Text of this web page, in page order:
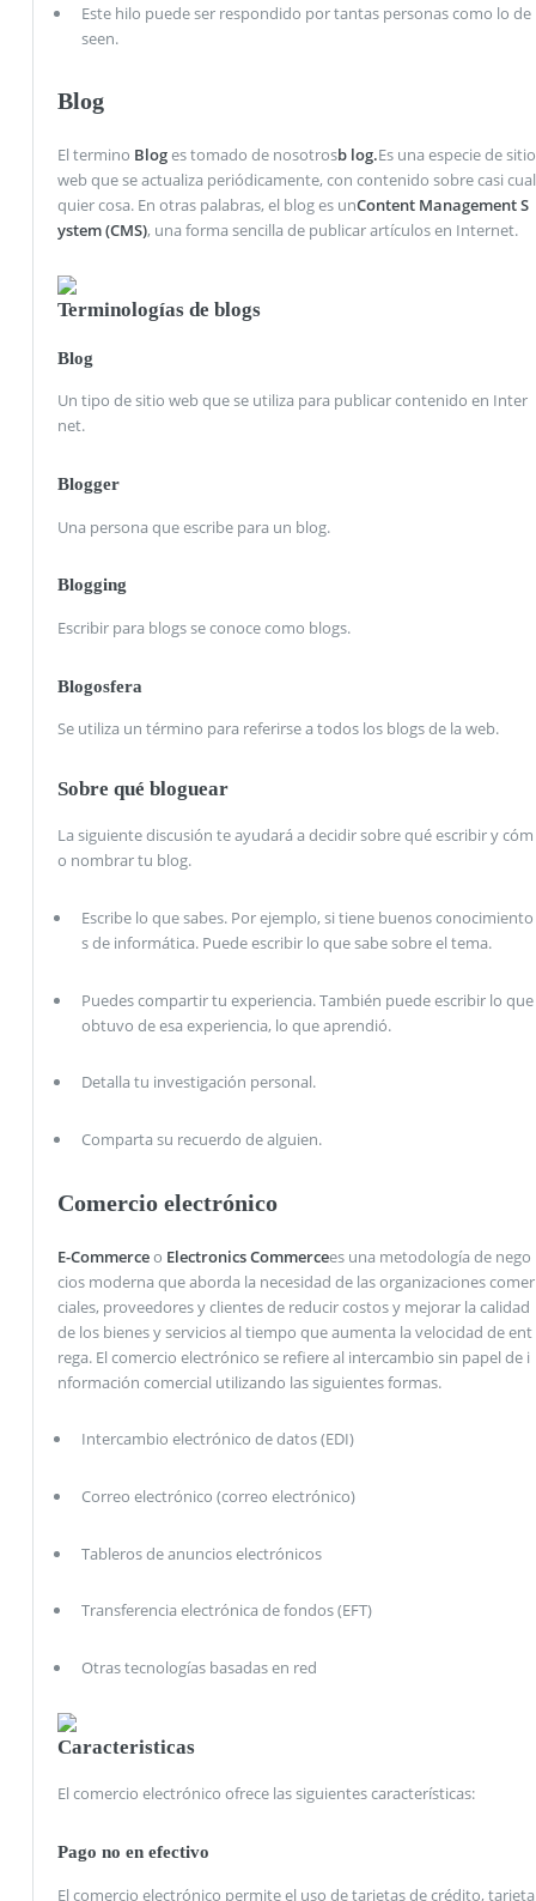
Este hilo puede ser respondido por tantas personas como lo de
seen.
Blog
El termino Bloges tomado de nosotrosb log.Es una especie de sitio
web que se actualiza periódicamente, con contenido sobre casi cual
quier cosa. En otras palabras, el blog es unContent Management S
ystem (CMS), una forma sencilla de publicar artículos en Internet.
Terminologías de blogs
Blog
Un tipo de sitio web que se utiliza para publicar contenido en Inter
net.
Blogger
Una persona que escribe para un blog.
Blogging
Escribir para blogs se conoce como blogs.
Blogosfera
Se utiliza un término para referirse a todos los blogs de la web.
Sobre qué bloguear
La siguiente discusión te ayudará a decidir sobre qué escribir y cóm
o nombrar tu blog.
Escribe lo que sabes. Por ejemplo, si tiene buenos conocimiento
s de informática. Puede escribir lo que sabe sobre el tema.
Puedes compartir tu experiencia. También puede escribir lo que
obtuvo de esa experiencia, lo que aprendió.
Detalla tu investigación personal.
Comparta su recuerdo de alguien.
Comercio electrónico
E-Commerceo Electronics Commercees una metodología de nego
cios moderna que aborda la necesidad de las organizaciones comer
ciales, proveedores y clientes de reducir costos y mejorar la calidad
de los bienes y servicios al tiempo que aumenta la velocidad de ent
rega. El comercio electrónico se refiere al intercambio sin papel de i
nformación comercial utilizando las siguientes formas.
Intercambio electrónico de datos (EDI)
Correo electrónico (correo electrónico)
Tableros de anuncios electrónicos
Transferencia electrónica de fondos (EFT)
Otras tecnologías basadas en red
Caracteristicas
El comercio electrónico ofrece las siguientes características:
Pago no en efectivo
El comercio electrónico permite el uso de tarjetas de crédito, tarjeta